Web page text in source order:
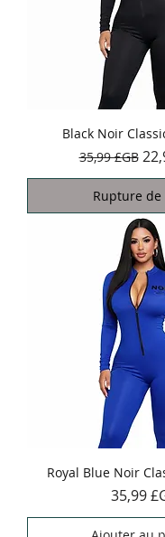
Black Noir
Prix original
35,99 £GB
Rupture de
Royal Blue Noir
Prix
35,99